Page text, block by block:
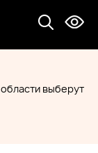
выберут